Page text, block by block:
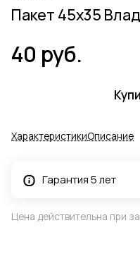
Пакет 45х35
40 руб.
ХарактеристикиОписание
Гарантия 5 лет
Цена действительна при